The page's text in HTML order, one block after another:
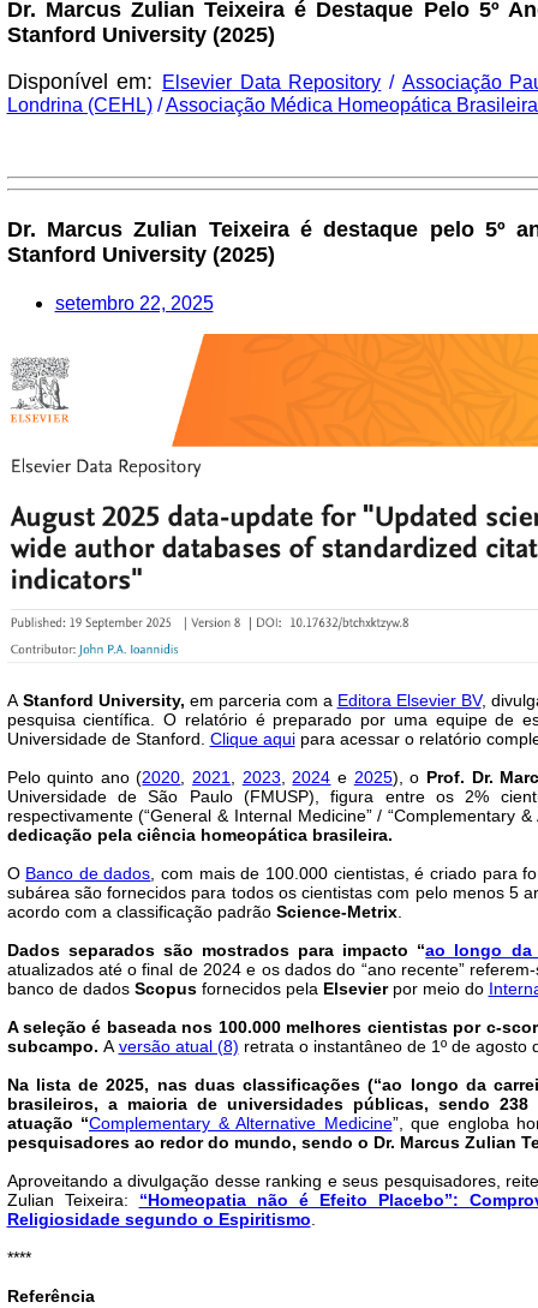
Dr. Marcus Zulian Teixeira é Destaque Pelo 5º
Stanford University (2025)
Disponível em:
Elsevier Data Repository / Associação
Londrina (CEHL)/Associação Médica Homeopática
Dr. Marcus Zulian Teixeira é destaque pelo 5º
Stanford University (2025)
setembro 22, 2025
AStanford University, em parceria com a Editora Elsevier BV,
pesquisa científica. O relatório é preparado por uma equipe de
Universidade de Stanford. Clique aquipara acessar o relatório
Pelo quinto ano (2020,2021, 2023,2024 e 2025), o Prof. Dr.
Universidade de São Paulo (FMUSP), figura entre os 2%
respectivamente (“General & Internal Medicine” / “Complementary
dedicação pela ciência homeopática brasileira.
O Banco de dados, com mais de 100.000 cientistas, é criado para
subárea são fornecidos para todos os cientistas com pelo menos 5
acordo com a classificação padrão Science-Metrix.
Dados separados são mostrados para impacto “ao longo da
atualizados até o final de 2024 e os dados do “ano recente”
banco de dados Scopus fornecidos pela Elsevier por meio do
A seleção é baseada nos 100.000 melhores cientistas por c-
subcampo. Aversão atual (8) retrata o instantâneo de 1º de
Na lista de 2025, nas duas classificações (“ao longo da
brasileiros, a maioria de universidades públicas, sendo
atuação “Complementary & Alternative Medicine”, que engloba
pesquisadores ao redor do mundo, sendo o Dr. Marcus Zulian
Aproveitando a divulgação desse ranking e seus pesquisadores,
Zulian Teixeira: “Homeopatia não é Efeito Placebo”:
Religiosidade segundo o Espiritismo.
****
Referência